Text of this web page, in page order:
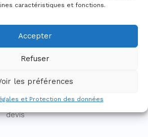
caractéristiques et fonctions.
Accepter
Refuser
les préférences
et Protection des données
Domicile
100
Compte-rendu
détaillé
d’aménagement
Suivi durant 3
mois
Domicile
Sur
devis
/ /